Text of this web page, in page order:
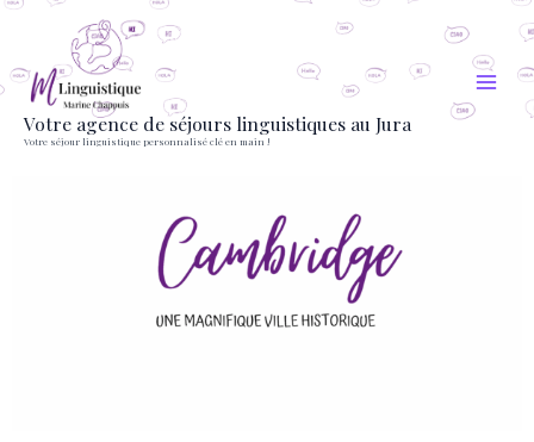
Aller
contenu
Votre agence de séjours linguistiques au Jura
Votre séjour linguistique personnalisé clé en main !